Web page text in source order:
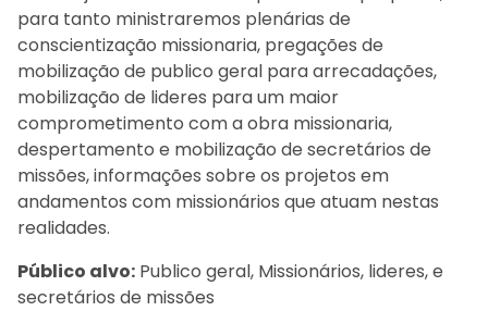
para tanto ministraremos plenárias de
conscientização missionaria, pregações de
mobilização de publico geral para arrecadações,
mobilização de lideres para um maior
comprometimento com a obra missionaria,
despertamento e mobilização de secretários de
missões, informações sobre os projetos em
andamentos com missionários que atuam nestas
realidades.
Público alvo: Publico geral, Missionários, lideres, e
secretários de missões